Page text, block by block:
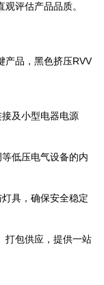
评估产品品质。
产品，黑色挤压RVV
接及小型电器电源
低压电气设备的内
具，确保安全稳定
打包供应，提供一站